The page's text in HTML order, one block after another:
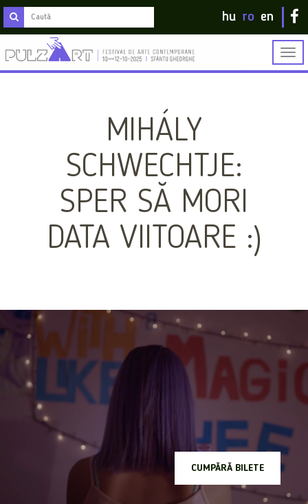
hu ro en
MIHÁLY
SCHWECHTJE:
SPER SĂ MORI
DATA VIITOARE :)
CUMPĂRĂ BILETE